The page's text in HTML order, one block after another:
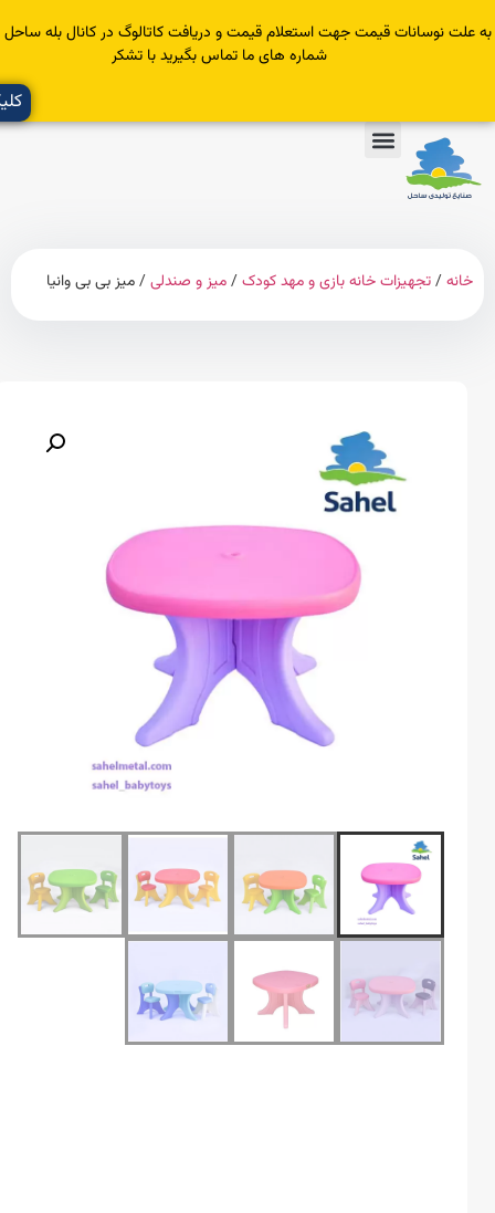
قیمت جهت استعلام قیمت و دریافت کاتالوگ در کانال بله ساحل عضو یا با
شماره های ما تماس بگیرید با تشکر
کلیک کنید
تجهیزات خانه بازی و مهد کودک/میز و صندلی/ میز بی بی وانیا